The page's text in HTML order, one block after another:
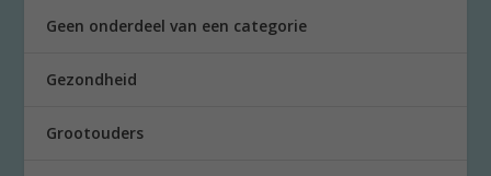
Geen onderdeel van een categorie
Gezondheid
Grootouders